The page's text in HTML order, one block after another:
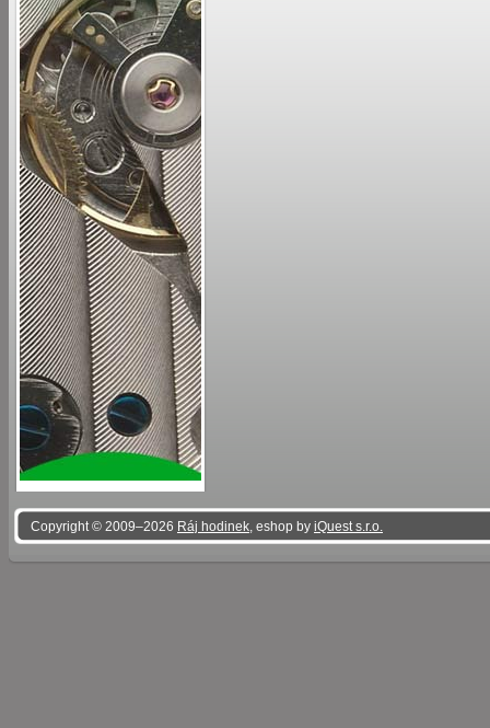
Copyright © 2009–2026 Ráj hodinek , eshop by iQuest s.r.o.